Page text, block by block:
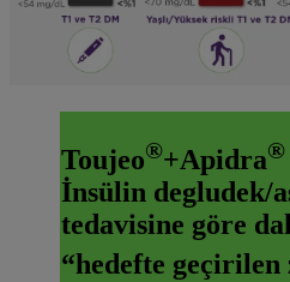
Toujeo®+Apidra®
İnsülin degludek/
tedavisine göre
“hedefte geçirilen